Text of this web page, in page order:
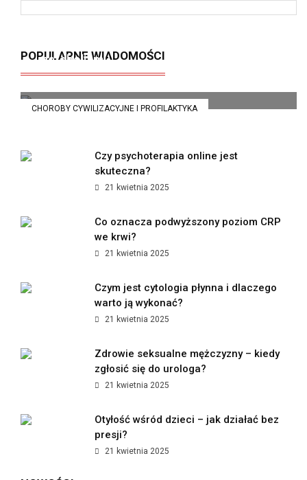
POPULARNE WIADOMOŚCI
CHOROBY CYWILIZACYJNE I PROFILAKTYKA
metabolizmu
Czy psychoterapia online jest
skuteczna?
21 kwietnia 2025
Co oznacza podwyższony poziom CRP
we krwi?
21 kwietnia 2025
Czym jest cytologia płynna i dlaczego
warto ją wykonać?
21 kwietnia 2025
Zdrowie seksualne mężczyzny – kiedy
zgłosić się do urologa?
21 kwietnia 2025
Otyłość wśród dzieci – jak działać bez
presji?
21 kwietnia 2025